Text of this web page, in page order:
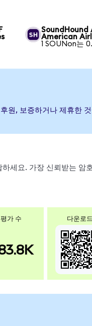
SoundHound
American
1 SOUNon는
원, 보증하거나 제휴한
세요. 가장 신뢰받는 암
평가 수 다운로드